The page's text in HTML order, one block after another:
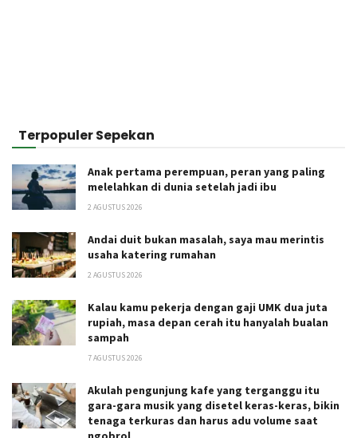
Terpopuler Sepekan
Anak pertama perempuan, peran yang paling
melelahkan di dunia setelah jadi ibu
2 AGUSTUS 2026
Andai duit bukan masalah, saya mau merintis
usaha katering rumahan
2 AGUSTUS 2026
Kalau kamu pekerja dengan gaji UMK dua juta
rupiah, masa depan cerah itu hanyalah bualan
sampah
7 AGUSTUS 2026
Akulah pengunjung kafe yang terganggu itu
gara-gara musik yang disetel keras-keras, bikin
tenaga terkuras dan harus adu volume saat